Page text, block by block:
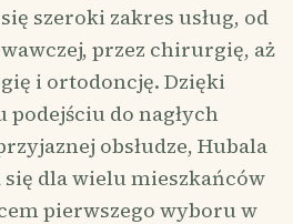
szeroki zakres usług, od
przez chirurgię, aż
i ortodoncję. Dzięki
podejściu do nagłych
obsłudze, Hubala
się dla wielu mieszkańców
pierwszego wyboru w